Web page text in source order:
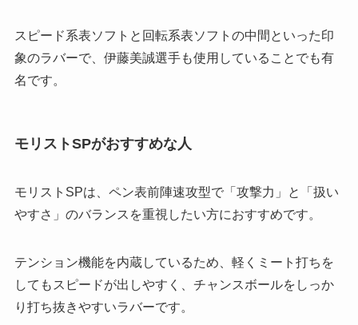
スピード系表ソフトと回転系表ソフトの中間といった印
象のラバーで、伊藤美誠選手も使用していることでも有
名です。
モリストSPがおすすめな人
モリストSPは、ペン表前陣速攻型で「攻撃力」と「扱い
やすさ」のバランスを重視したい方におすすめです。
テンション機能を内蔵しているため、軽くミート打ちを
してもスピードが出しやすく、チャンスボールをしっか
り打ち抜きやすいラバーです。